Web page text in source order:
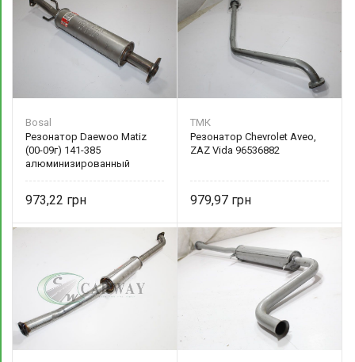
Bosal
Резонатор Daewoo Matiz
(00-09г) 141-385
алюминизированный
973,22
ТМК
Резонатор Chevrolet Aveo,
ZAZ Vida 96536882
979,97